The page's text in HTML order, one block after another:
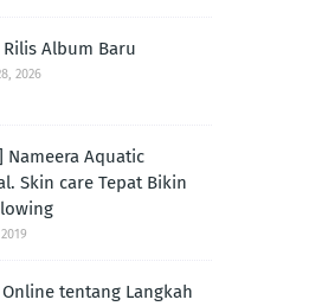
Album Baru
2026
Nameera Aquatic
Skin care Tepat Bikin
tentang Langkah